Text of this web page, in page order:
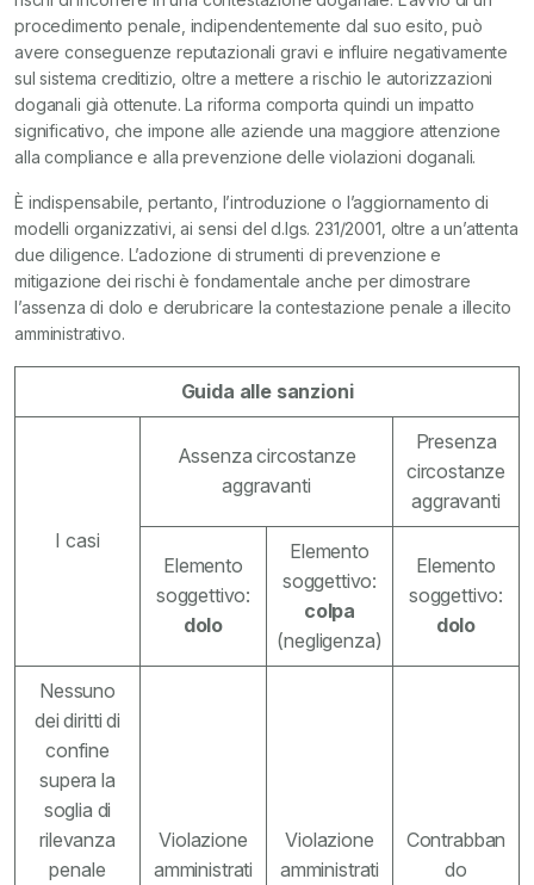
procedimento penale, indipendentemente dal suo esito, può
avere conseguenze reputazionali gravi e influire negativamente
sul sistema creditizio, oltre a mettere a rischio le autorizzazioni
doganali già ottenute. La riforma comporta quindi un impatto
significativo, che impone alle aziende una maggiore attenzione
alla compliance e alla prevenzione delle violazioni doganali.
È indispensabile, pertanto, l’introduzione o l’aggiornamento di
modelli organizzativi, ai sensi del d.lgs. 231/2001, oltre a un’attenta
due diligence. L’adozione di strumenti di prevenzione e
mitigazione dei rischi è fondamentale anche per dimostrare
l’assenza di dolo e derubricare la contestazione penale a illecito
amministrativo.
Guida alle sanzioni
I casi
Assenza circostanze
aggravanti
Presenza
circostanze
aggravanti
Elemento
soggettivo:
dolo
Elemento
soggettivo:
colpa
(negligenza)
Elemento
soggettivo:
dolo
Nessuno
dei diritti di
confine
supera la
soglia di
rilevanza
penale
Violazione
amministrati
Violazione
amministrati
Contrabban
do